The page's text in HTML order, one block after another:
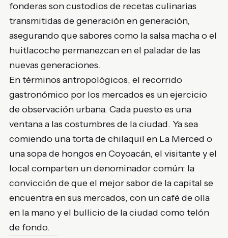
fonderas son custodios de recetas culinarias
transmitidas de generación en generación,
asegurando que sabores como la salsa macha o el
huitlacoche permanezcan en el paladar de las
nuevas generaciones.
En términos antropológicos, el recorrido
gastronómico por los mercados es un ejercicio
de observación urbana. Cada puesto es una
ventana a las costumbres de la ciudad. Ya sea
comiendo una torta de chilaquil en La Merced o
una sopa de hongos en Coyoacán, el visitante y el
local comparten un denominador común: la
convicción de que el mejor sabor de la capital se
encuentra en sus mercados, con un café de olla
en la mano y el bullicio de la ciudad como telón
de fondo.